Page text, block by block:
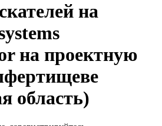
на
на проектную
область)